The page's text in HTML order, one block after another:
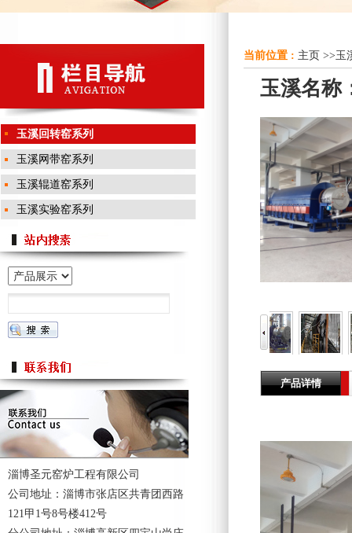
当前位置 : 主页 >>玉
玉溪名称
产品详情
玉溪回转窑系列
玉溪网带窑系列
玉溪辊道窑系列
玉溪实验窑系列
淄博圣元窑炉工程有限公司
公司地址：淄博市张店区共青团西路
121甲1号8号楼412号